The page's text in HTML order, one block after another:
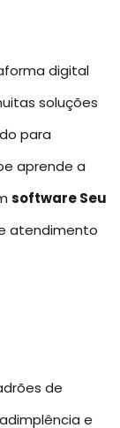
digital
soluções
para
aprende a
software Seu
atendimento
de
e